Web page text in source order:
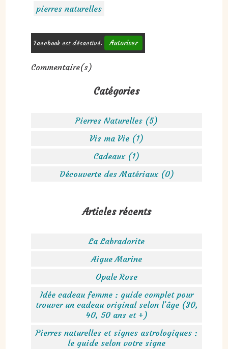
pierres naturelles
Facebook est désactivé. Autoriser
Commentaire(s)
Catégories
Pierres Naturelles (5)
Vis ma Vie (1)
Cadeaux (1)
Découverte des Matériaux (0)
Articles récents
La Labradorite
Aigue Marine
Opale Rose
Idée cadeau femme : guide complet pour
trouver un cadeau original selon l’âge (30,
40, 50 ans et +)
Pierres naturelles et signes astrologiques :
le guide selon votre signe